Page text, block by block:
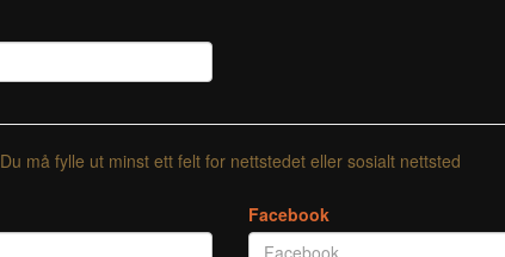
Du må fylle ut minst ett felt for nettstedet eller sosialt nettsted
Facebook